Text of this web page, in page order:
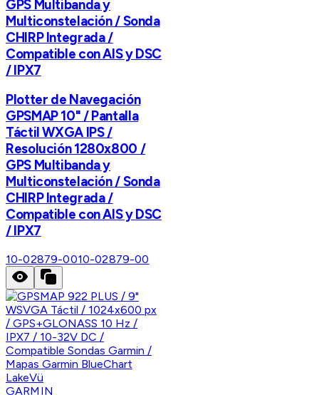
GPS Multibanda y
Multiconstelación / Sonda
CHIRP Integrada /
Compatible con AIS y DSC
/ IPX7
Plotter de Navegación
GPSMAP 10" / Pantalla
Táctil WXGA IPS /
Resolución 1280x800 /
GPS Multibanda y
Multiconstelación / Sonda
CHIRP Integrada /
Compatible con AIS y DSC
/ IPX7
10-02879-0010-02879-00
GARMIN